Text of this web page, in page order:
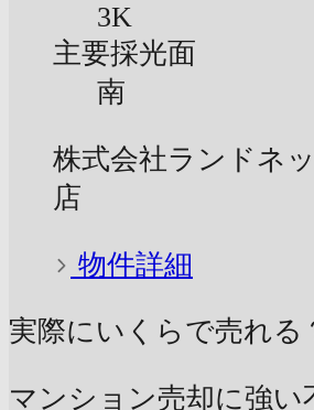
3K
主要採光面
南
株式会社ランドネ
店
物件詳細
実際にいくらで売れる
マンション売却に強い